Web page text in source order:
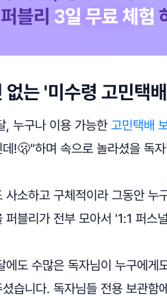
없는 '미수령 고민택
, 누구나 이용 가능한 고민택배
데!🫢"하며 속으로 놀라셨을 독
사소하고 구체적이라 그동안 누
퍼블리가 전부 모아서 '1:1 퍼스
에도 수많은 독자님이 누구에게
습니다. 독자님들 전용 보관함